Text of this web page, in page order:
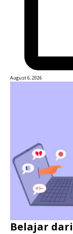
August 6, 2026
Belajar